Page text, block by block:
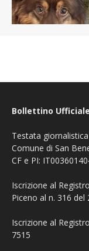
Bollettino
Testata
Comune di San
CF e PI:
Iscrizione al
Piceno al n. 316 del
Iscrizione al
7515